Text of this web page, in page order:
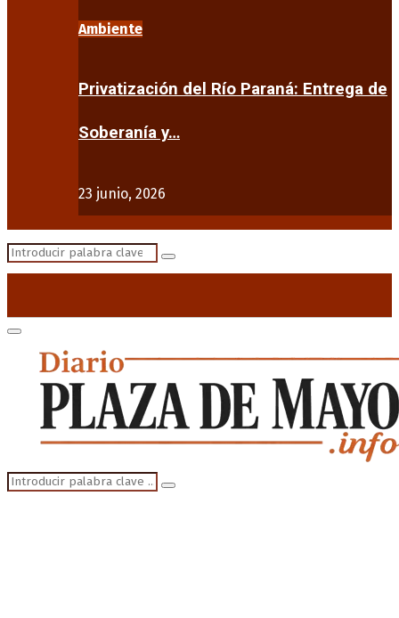
Ambiente
Privatización del Río Paraná: Entrega de
Soberanía y…
23 junio, 2026
Search
Search
Primary
Menu
Search
for:
Search